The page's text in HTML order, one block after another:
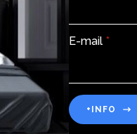
E-mail *
+INFO